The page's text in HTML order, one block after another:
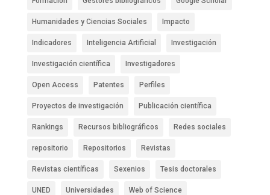
Humanidades y Ciencias Sociales Impacto
Indicadores Inteligencia Artificial Investigación
Investigación científica Investigadores
Open Access Patentes Perfiles
Proyectos de investigación Publicación científica
Rankings Recursos bibliográficos Redes sociales
repositorio Repositorios Revistas
Revistas científicas Sexenios Tesis doctorales
UNED Universidades Web of Science